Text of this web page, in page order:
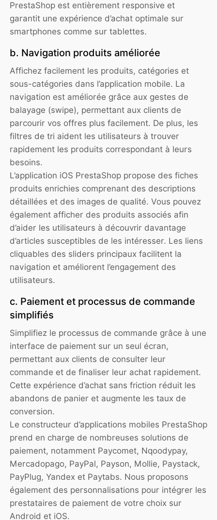
PrestaShop est entièrement responsive et
garantit une expérience d’achat optimale sur
smartphones comme sur tablettes.
b. Navigation produits améliorée
Affichez facilement les produits, catégories et
sous-catégories dans l’application mobile. La
navigation est améliorée grâce aux gestes de
balayage (swipe), permettant aux clients de
parcourir vos offres plus facilement. De plus, les
filtres de tri aident les utilisateurs à trouver
rapidement les produits correspondant à leurs
besoins.
L’application iOS PrestaShop propose des fiches
produits enrichies comprenant des descriptions
détaillées et des images de qualité. Vous pouvez
également afficher des produits associés afin
d’aider les utilisateurs à découvrir davantage
d’articles susceptibles de les intéresser. Les liens
cliquables des sliders principaux facilitent la
navigation et améliorent l’engagement des
utilisateurs.
c. Paiement et processus de commande
simplifiés
Simplifiez le processus de commande grâce à une
interface de paiement sur un seul écran,
permettant aux clients de consulter leur
commande et de finaliser leur achat rapidement.
Cette expérience d’achat sans friction réduit les
abandons de panier et augmente les taux de
conversion.
Le constructeur d’applications mobiles PrestaShop
prend en charge de nombreuses solutions de
paiement, notamment Paycomet, Nqoodypay,
Mercadopago, PayPal, Payson, Mollie, Paystack,
PayPlug, Yandex et Paytabs. Nous proposons
également des personnalisations pour intégrer les
prestataires de paiement de votre choix sur
Android et iOS.